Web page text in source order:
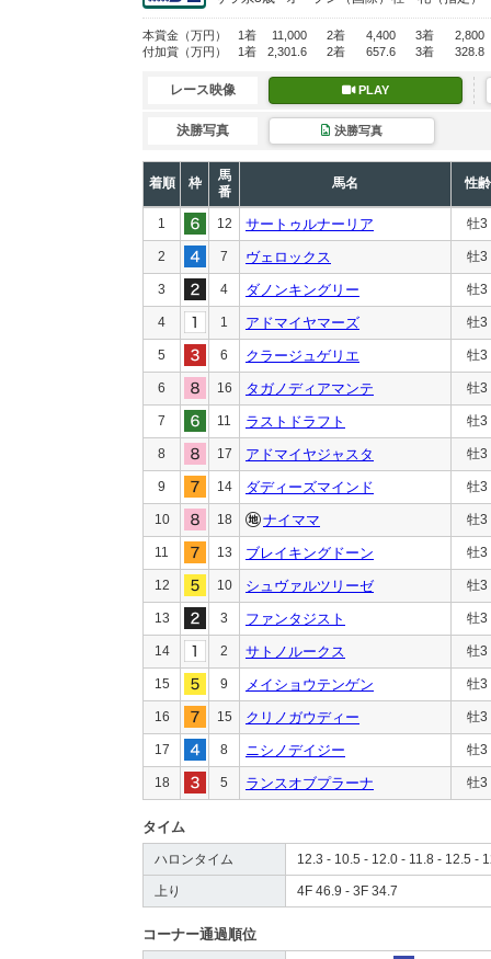
本賞金 （万円） 1着 11,000 2着 4,400 3着
2,800
付加賞 （万円） 1着 2,301.6 2着 657.6 3着 328.8
レース映像 PLAY
決勝写真 決勝写真
着順 枠
馬
番
馬名 性齢
1 12 サートゥルナーリア 牡3
2 7 ヴェロックス 牡3
3 4 ダノンキングリー 牡3
4 1 アドマイヤマーズ 牡3
5 6 クラージュゲリエ 牡3
6 16 タガノディアマンテ 牡3
7 11 ラストドラフト 牡3
8 17 アドマイヤジャスタ 牡3
9 14 ダディーズマインド 牡3
10 18 ナイママ 牡3
11 13 ブレイキングドーン 牡3
12 10 シュヴァルツリーゼ 牡3
13 3 ファンタジスト 牡3
14 2 サトノルークス 牡3
15 9 メイショウテンゲン 牡3
16 15 クリノガウディー 牡3
17 8 ニシノデイジー 牡3
18 5 ランスオブプラーナ 牡3
タイム
ハロンタイム 12.3 - 10.5 - 12.0 - 11.8 - 12.5 -
上り 4F 46.9 - 3F 34.7
コーナー通過順位